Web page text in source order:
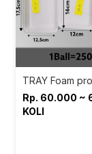
TRAY Foam
Rp. 60.000 ~
KOLI